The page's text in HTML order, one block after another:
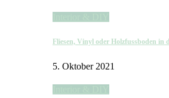
Fliesen, Vinyl oder Holzfussboden in
5. Oktober 2021